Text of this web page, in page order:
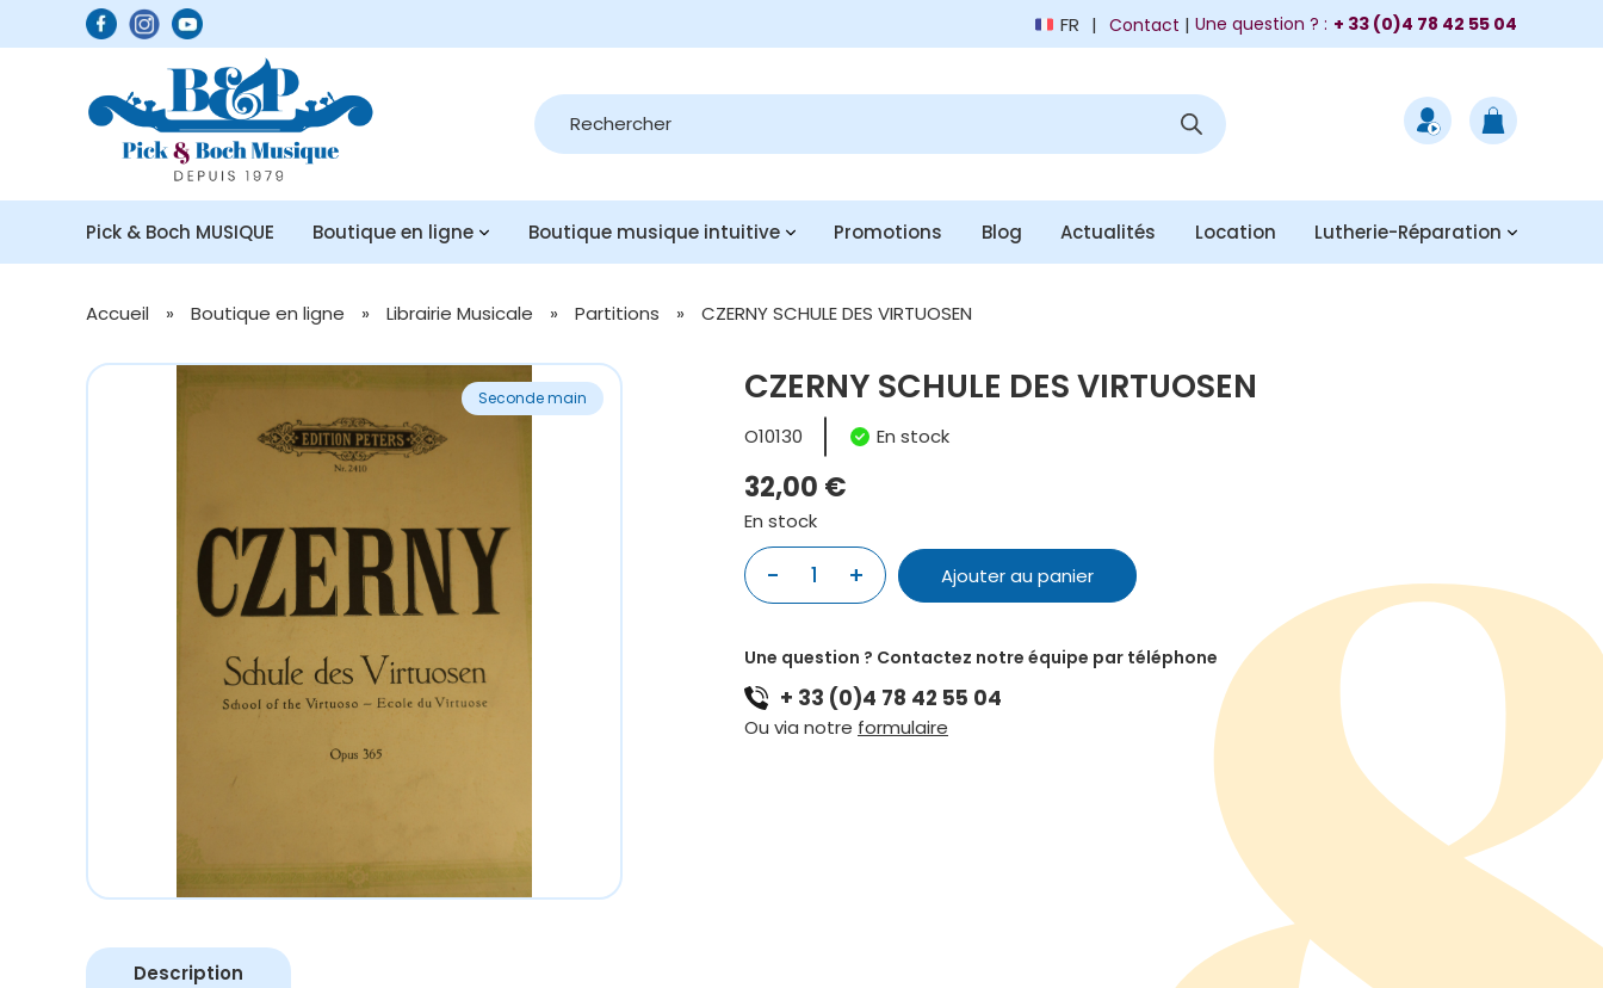
FR Contact | Une question ? : + 33 (0)4 78 42 55 04
Recherche
de
produits
Pick & Boch MUSIQUE Boutique en ligne Boutique musique intuitive Promotions Blog Actualités Location Lutherie-Réparation
Accueil » Boutique en ligne » Librairie Musicale » Partitions » CZERNY SCHULE DES VIRTUOSEN
Seconde main CZERNY SCHULE DES VIRTUOSEN
O10130 En stock
32,00 €
En stock
-
quantité
CZERNY
SCHULE
DES
VIRTUOSEN
1 + Ajouter au panier
Une question ? Contactez notre équipe par téléphone
+ 33 (0)4 78 42 55 04
Ou via notre formulaire
Description